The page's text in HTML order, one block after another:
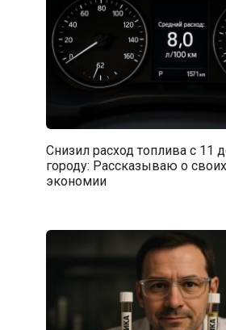
Снизил расход топлива с 11
городу: Рассказываю о
экономии